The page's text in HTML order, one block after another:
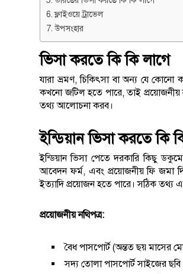
ফ্লাইওয়ে ট্রাভেল
উপসংহার
ভিসা করতে কি কি লাগে
যারা ভ্রমণ, চিকিৎসা বা অন্য যে কোনো
কখনো জটিল হতে পারে, তাই প্রয়োজনীয়
তথ্য আলোচনা করব।
ইন্ডিয়ান ভিসা করতে কি
ইন্ডিয়ান ভিসা পেতে দরকারি কিছু
আবেদন ফর্ম, এবং প্রয়োজনীয় ফি জমা
ইত্যাদি প্রয়োজন হতে পারে। সঠিক তথ্য
প্রয়োজনীয় নথিপত্র:
বৈধ পাসপোর্ট (অন্তত ছয় মাসের
সদ্য তোলা পাসপোর্ট সাইজের ছবি।